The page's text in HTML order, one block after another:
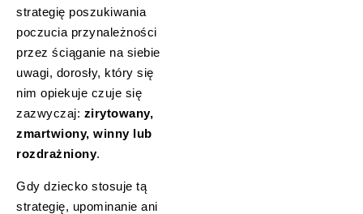
strategię poszukiwania
poczucia przynależności
przez ściąganie na siebie
uwagi, dorosły, który się
nim opiekuje czuje się
zazwyczaj: zirytowany,
zmartwiony, winny lub
rozdrażniony.
Gdy dziecko stosuje tą
strategię, upominanie ani